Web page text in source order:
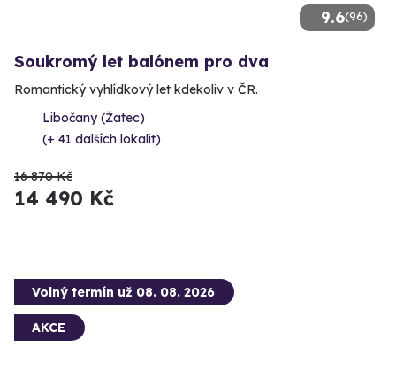
9.6(96)
Soukromý let balónem pro dva
Romantický vyhlídkový let kdekoliv v ČR.
Libočany (Žatec)
(+ 41 dalších lokalit)
16 870 Kč
14 490 Kč
Volný termín už 08. 08. 2026
AKCE